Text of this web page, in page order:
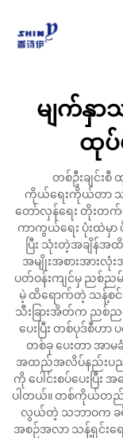
မျက်နှာ
ထုပ်
တစ်ဦးချင်း
ကိုယ်ရေးကိုယ်တာ သန့်
တော်လှန်ရေး တိုးတက်
ကာကွယ်ရေး ပုံးထဲမှာ
ပြီး သုံးတဲ့အချိန်
အမျိုးအစားအားလုံ
ပတ်ဝန်းကျင်မှ ညစ်ည
မဲ့ ထိရောက်တဲ့ သန့်စင်ရ
သီးခြားအိတ်က ညစ်ည
ပေးပြီး တစ်ပုဒ်စီဟ
တစ်ခု ပေးတာ အာ
အထည်အလိပ်နည်းပညာပ
ကို ပေါင်းစပ်ပေးပြီ
ပါတယ်။ တစ်ကိုယ်တည်
လွယ်တဲ့ သဘာဝက ခရီး
အစဉ်အလာ သန့်ရှင်းရ